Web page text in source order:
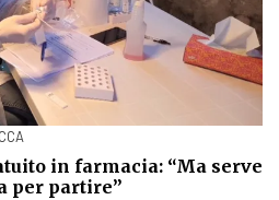
in farmacia: “Ma serve
per partire”